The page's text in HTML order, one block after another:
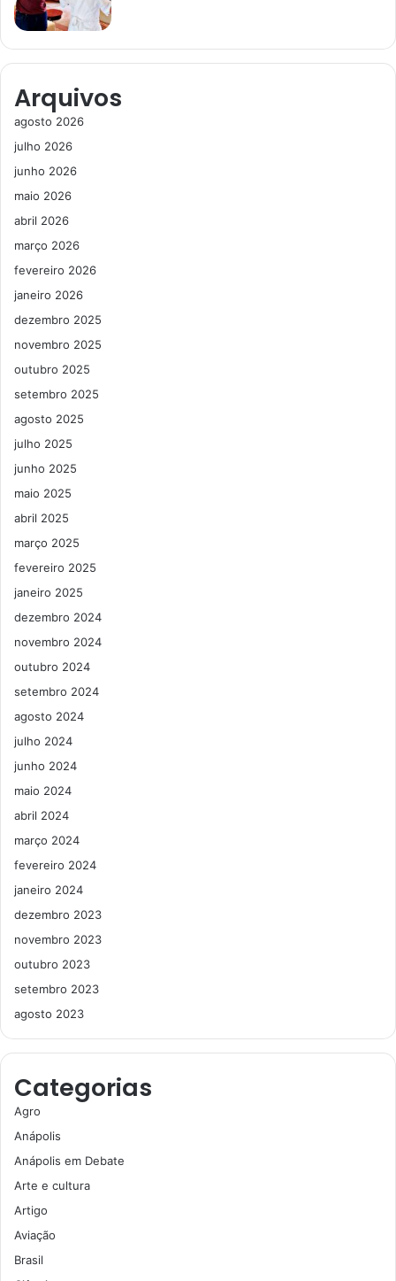
p
o
s
Arquivos
agosto 2026
julho 2026
junho 2026
maio 2026
abril 2026
março 2026
fevereiro 2026
janeiro 2026
dezembro 2025
novembro 2025
outubro 2025
setembro 2025
agosto 2025
julho 2025
junho 2025
maio 2025
abril 2025
março 2025
fevereiro 2025
janeiro 2025
dezembro 2024
novembro 2024
outubro 2024
setembro 2024
agosto 2024
julho 2024
junho 2024
maio 2024
abril 2024
março 2024
fevereiro 2024
janeiro 2024
dezembro 2023
novembro 2023
outubro 2023
setembro 2023
agosto 2023
Categorias
Agro
Anápolis
Anápolis em Debate
Arte e cultura
Artigo
Aviação
Brasil